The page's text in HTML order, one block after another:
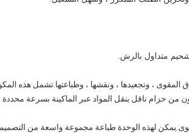
، وتجعيدها ، ونقشها ، وطباعتها.تشمل هذه
من حزام ناقل ينقل المواد عبر الماكينة بسرعة محددة
لهذه الوحدة طباعة مجموعة واسعة من